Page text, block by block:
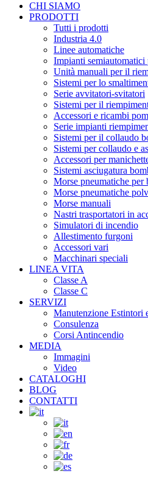
CHI SIAMO
PRODOTTI
Tutti i prodotti
Industria 4.0
Linee automatiche
Impianti semiautomatici
Unità manuali per il
Sistemi per lo
Serie avvitatori-svitatori
Sistemi per il
Accessori e ricambi
Serie impianti
Sistemi per il collaudo
Sistemi per collaudo e
Accessori per
Sistemi asciugatura
Morse pneumatiche per
Morse pneumatiche
Morse manuali
Nastri trasportatori in
Simulatori di incendio
Allestimento furgoni
Accessori vari
Macchinari speciali
LINEA VITA
Classe A
Classe C
SERVIZI
Manutenzione Estintori
Consulenza
Corsi Antincendio
MEDIA
Immagini
Video
CATALOGHI
BLOG
CONTATTI